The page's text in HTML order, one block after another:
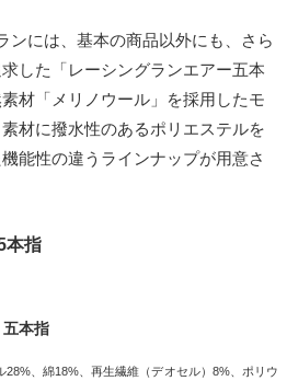
ンには、基本の商品以外にも、さら
した「レーシングランエアー五本
材「メリノウール」を採用したモ
材に撥水性のあるポリエステルを
能性の違うラインナップが用意さ
本指
本指
、綿18%、再生繊維（デオセル）8%、ポリウ